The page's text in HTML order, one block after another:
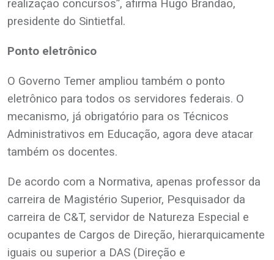
realização concursos”, afirma Hugo Brandão,
presidente do Sintietfal.
Ponto eletrônico
O Governo Temer ampliou também o ponto
eletrônico para todos os servidores federais. O
mecanismo, já obrigatório para os Técnicos
Administrativos em Educação, agora deve atacar
também os docentes.
De acordo com a Normativa, apenas professor da
carreira de Magistério Superior, Pesquisador da
carreira de C&T, servidor de Natureza Especial e
ocupantes de Cargos de Direção, hierarquicamente
iguais ou superior a DAS (Direção e